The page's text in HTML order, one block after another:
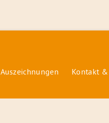
Auszeichnungen Kontakt